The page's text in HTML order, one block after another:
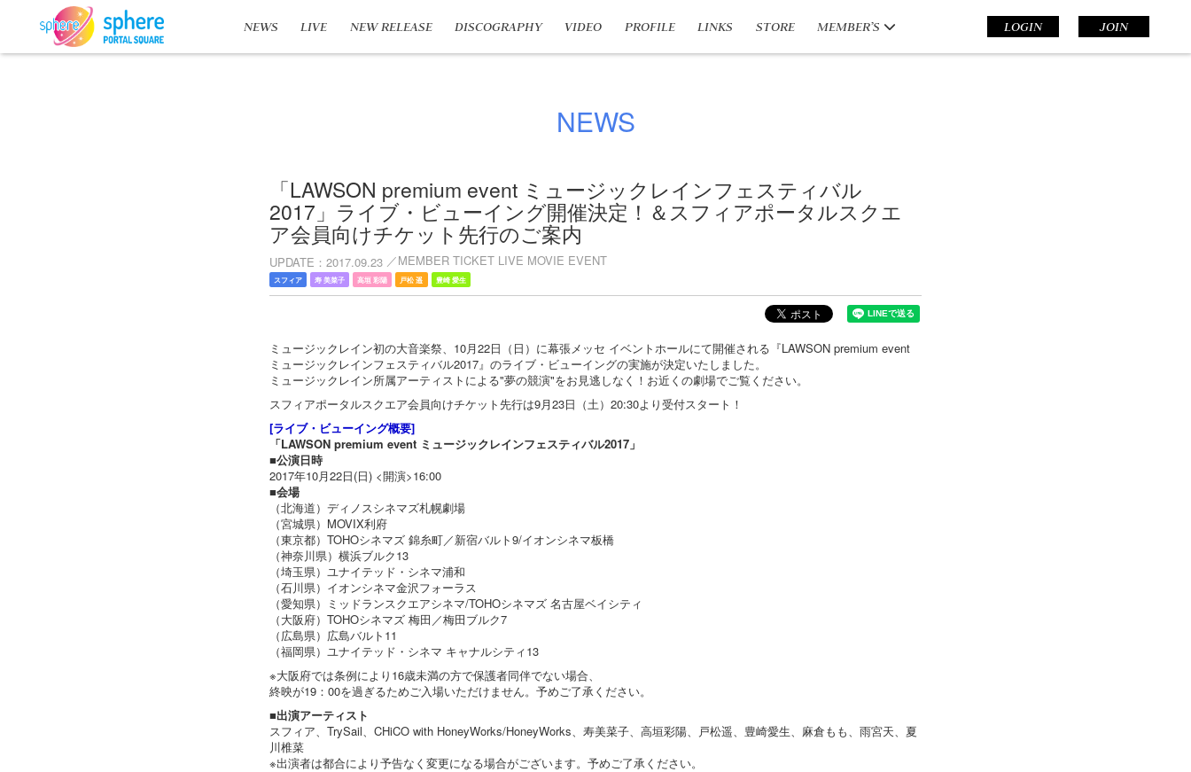
NEWS LIVE NEW RELEASE DISCOGRAPHY VIDEO PROFILE LINKS STORE MEMBER’S LOGIN JOIN
NEWS
「LAWSON premium event ミュージックレインフェスティバル
2017」ライブ・ビューイング開催決定！＆スフィアポータルスクエ
ア会員向けチケット先行のご案内
UPDATE 2017.09.23 MEMBER TICKET LIVE MOVIE EVENT
スフィア 寿 美菜子 高垣 彩陽 戸松 遥 豊崎 愛生
ミュージックレイン初の大音楽祭、10月22日（日）に幕張メッセ イベントホールにて開催される『LAWSON premium event
ミュージックレインフェスティバル2017』のライブ・ビューイングの実施が決定いたしました。
ミュージックレイン所属アーティストによる"夢の競演"をお見逃しなく！お近くの劇場でご覧ください。
スフィアポータルスクエア会員向けチケット先行は9月23日（土）20:30より受付スタート！
[ライブ・ビューイング概要]
「LAWSON premium event ミュージックレインフェスティバル2017」
■公演日時
2017年10月22日(日) <開演>16:00
■会場
（北海道）ディノスシネマズ札幌劇場
（宮城県）MOVIX利府
（東京都）TOHOシネマズ 錦糸町／新宿バルト9/イオンシネマ板橋
（神奈川県）横浜ブルク13
（埼玉県）ユナイテッド・シネマ浦和
（石川県）イオンシネマ金沢フォーラス
（愛知県）ミッドランスクエアシネマ/TOHOシネマズ 名古屋ベイシティ
（大阪府）TOHOシネマズ 梅田／梅田ブルク7
（広島県）広島バルト11
（福岡県）ユナイテッド・シネマ キャナルシティ13
※大阪府では条例により16歳未満の方で保護者同伴でない場合、
終映が19：00を過ぎるためご入場いただけません。予めご了承ください。
■出演アーティスト
スフィア、TrySail、CHiCO with HoneyWorks/HoneyWorks、寿美菜子、高垣彩陽、戸松遥、豊崎愛生、麻倉もも、雨宮天、夏
川椎菜
※出演者は都合により予告なく変更になる場合がございます。予めご了承ください。